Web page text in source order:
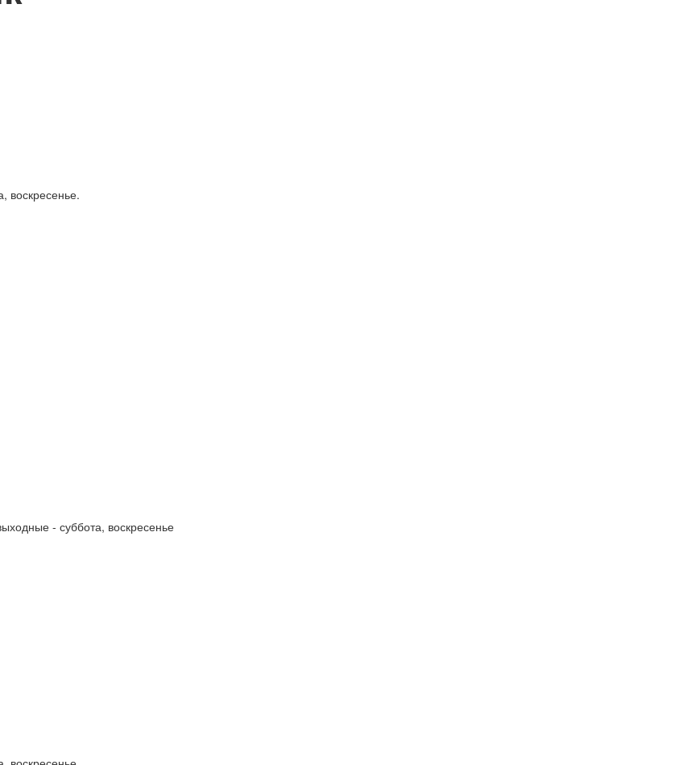
воскресенье.
- суббота, воскресенье